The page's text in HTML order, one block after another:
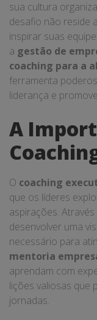
sua cultura
desafio não reside
inspirar suas
a gestão de
coaching para a
ferramenta
liderança e
A
O coaching
que os líderes
aspirações.
desenvolver uma
necessário para
mentoria
aprendam com
lições valiosas que
jornadas.